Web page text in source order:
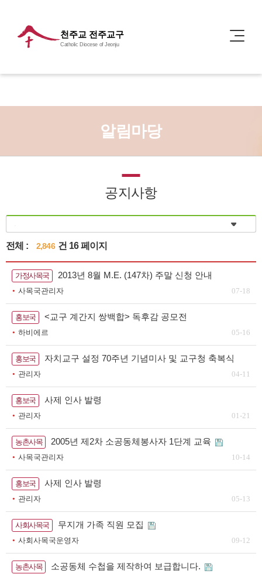
천주교 전주교구
Catholic Diocese of Jeonju
알림마당
공지사항
전체 : 2,846 건 16 페이지
가정사목국 2013년 8월 M.E. (147차) 주말 신청 안내
사목국관리자 07-18
홍보국 <교구 계간지 쌍백합> 독후감 공모전
하비에르 05-16
홍보국 자치교구 설정 70주년 기념미사 및 교구청 축복식
관리자 04-11
홍보국 사제 인사 발령
관리자 01-21
농촌사목 2005년 제2차 소공동체봉사자 1단계 교육
사목국관리자 10-14
홍보국 사제 인사 발령
관리자 05-13
사회사목국 무지개 가족 직원 모집
사회사목국운영자 09-12
농촌사목 소공동체 수첩을 제작하여 보급합니다.